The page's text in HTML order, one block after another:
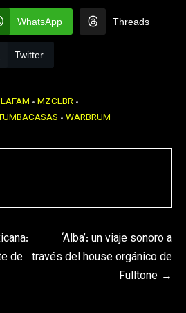
WhatsApp Threads
Twitter
LAFAM MZCLBR
WARBRUM
de
‘Alba’: un viaje sonoro a
través del house orgánico de
Fulltone